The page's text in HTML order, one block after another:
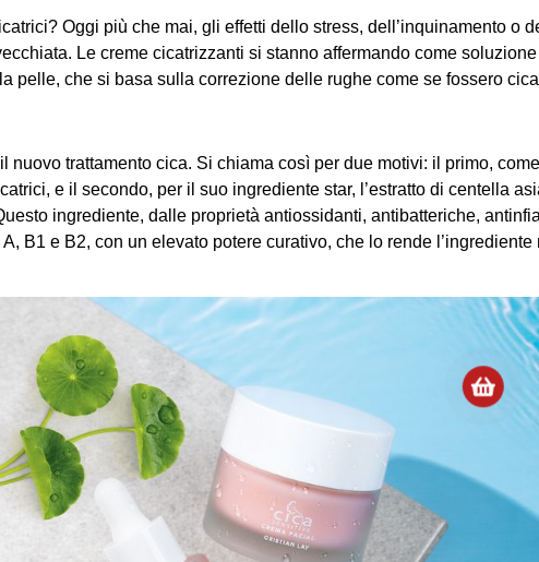
Oggi più che mai, gli effetti dello stress, dell’inquinamento o
Le creme cicatrizzanti si stanno affermando come
pelle, che si basa sulla correzione delle rughe come se fossero
nuovo trattamento cica. Si chiama così per due motivi: il primo,
e il secondo, per il suo ingrediente star, l’estratto di centella
ingrediente, dalle proprietà antiossidanti, antibatteriche,
B1 e B2, con un elevato potere curativo, che lo rende